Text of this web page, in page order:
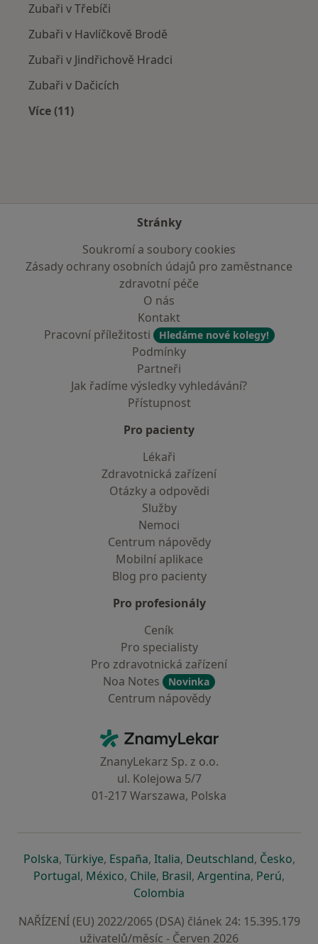
Zubaři v Třebíči
Zubaři v Havlíčkově Brodě
Zubaři v Jindřichově Hradci
Zubaři v Dačicích
Více (11)
Stránky
Soukromí a soubory cookies
Zásady ochrany osobních údajů pro zaměstnance
zdravotní péče
O nás
Kontakt
Pracovní příležitosti
Hledáme nové kolegy!
Podmínky
Partneři
Jak řadíme výsledky vyhledávání?
Přístupnost
Pro pacienty
Lékaři
Zdravotnická zařízení
Otázky a odpovědi
Služby
Nemoci
Centrum nápovědy
Mobilní aplikace
Blog pro pacienty
Pro profesionály
Ceník
Pro specialisty
Pro zdravotnická zařízení
Noa Notes
Novinka
Centrum nápovědy
ZnamyLekar - Hlavní stránka
ZnanyLekarz Sp. z o.o.
ul. Kolejowa 5/7
01-217 Warszawa, Polska
Polskase otevře v nové záložce
, Türkiyese otevře v nové záložce
, Españase otevře v nové záložce
, Italiase otevře v nové záložce
, Deutschlandse otevře v
, Českose
,
Portugalse otevře v nové záložce
, Méxicose otevře v nové záložce
, Chilese otevře v nové záložce
, Brasilse otevře v nové
, Argentinase otevře v
, Perúse
,
Colombia
NAŘÍZENÍ (EU) 2022/2065 (DSA) článek 24: 15.395.179
uživatelů/měsíc - Červen 2026